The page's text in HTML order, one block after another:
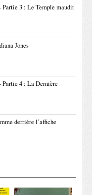
Partie 3 : Le Temple maudit
Jones
Partie 4 : La Dernière
derrière l’affiche